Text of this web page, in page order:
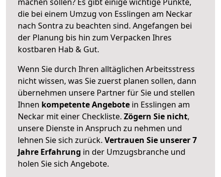
die bei einem Umzug von Esslingen am Neckar
nach Sontra zu beachten sind. Angefangen bei
der Planung bis hin zum Verpacken Ihres
kostbaren Hab & Gut.
Wenn Sie durch Ihren alltäglichen Arbeitsstress
nicht wissen, was Sie zuerst planen sollen, dann
übernehmen unsere Partner für Sie und stellen
Ihnen kompetente Angebote in Esslingen am
Neckar mit einer Checkliste. Zögern Sie nicht,
unsere Dienste in Anspruch zu nehmen und
lehnen Sie sich zurück. Vertrauen Sie unserer 7
Jahre Erfahrung in der Umzugsbranche und
holen Sie sich Angebote.